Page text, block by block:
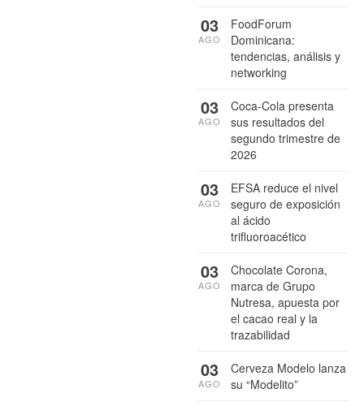
FoodForum
Dominicana:
tendencias, análisis y
networking
03
AGO
Coca-Cola presenta
sus resultados del
segundo trimestre de
2026
03
AGO
EFSA reduce el nivel
seguro de exposición
al ácido
trifluoroacético
03
AGO
Chocolate Corona,
marca de Grupo
Nutresa, apuesta por
el cacao real y la
trazabilidad
03
AGO
Cerveza Modelo lanza
su “Modelito”
03
AGO